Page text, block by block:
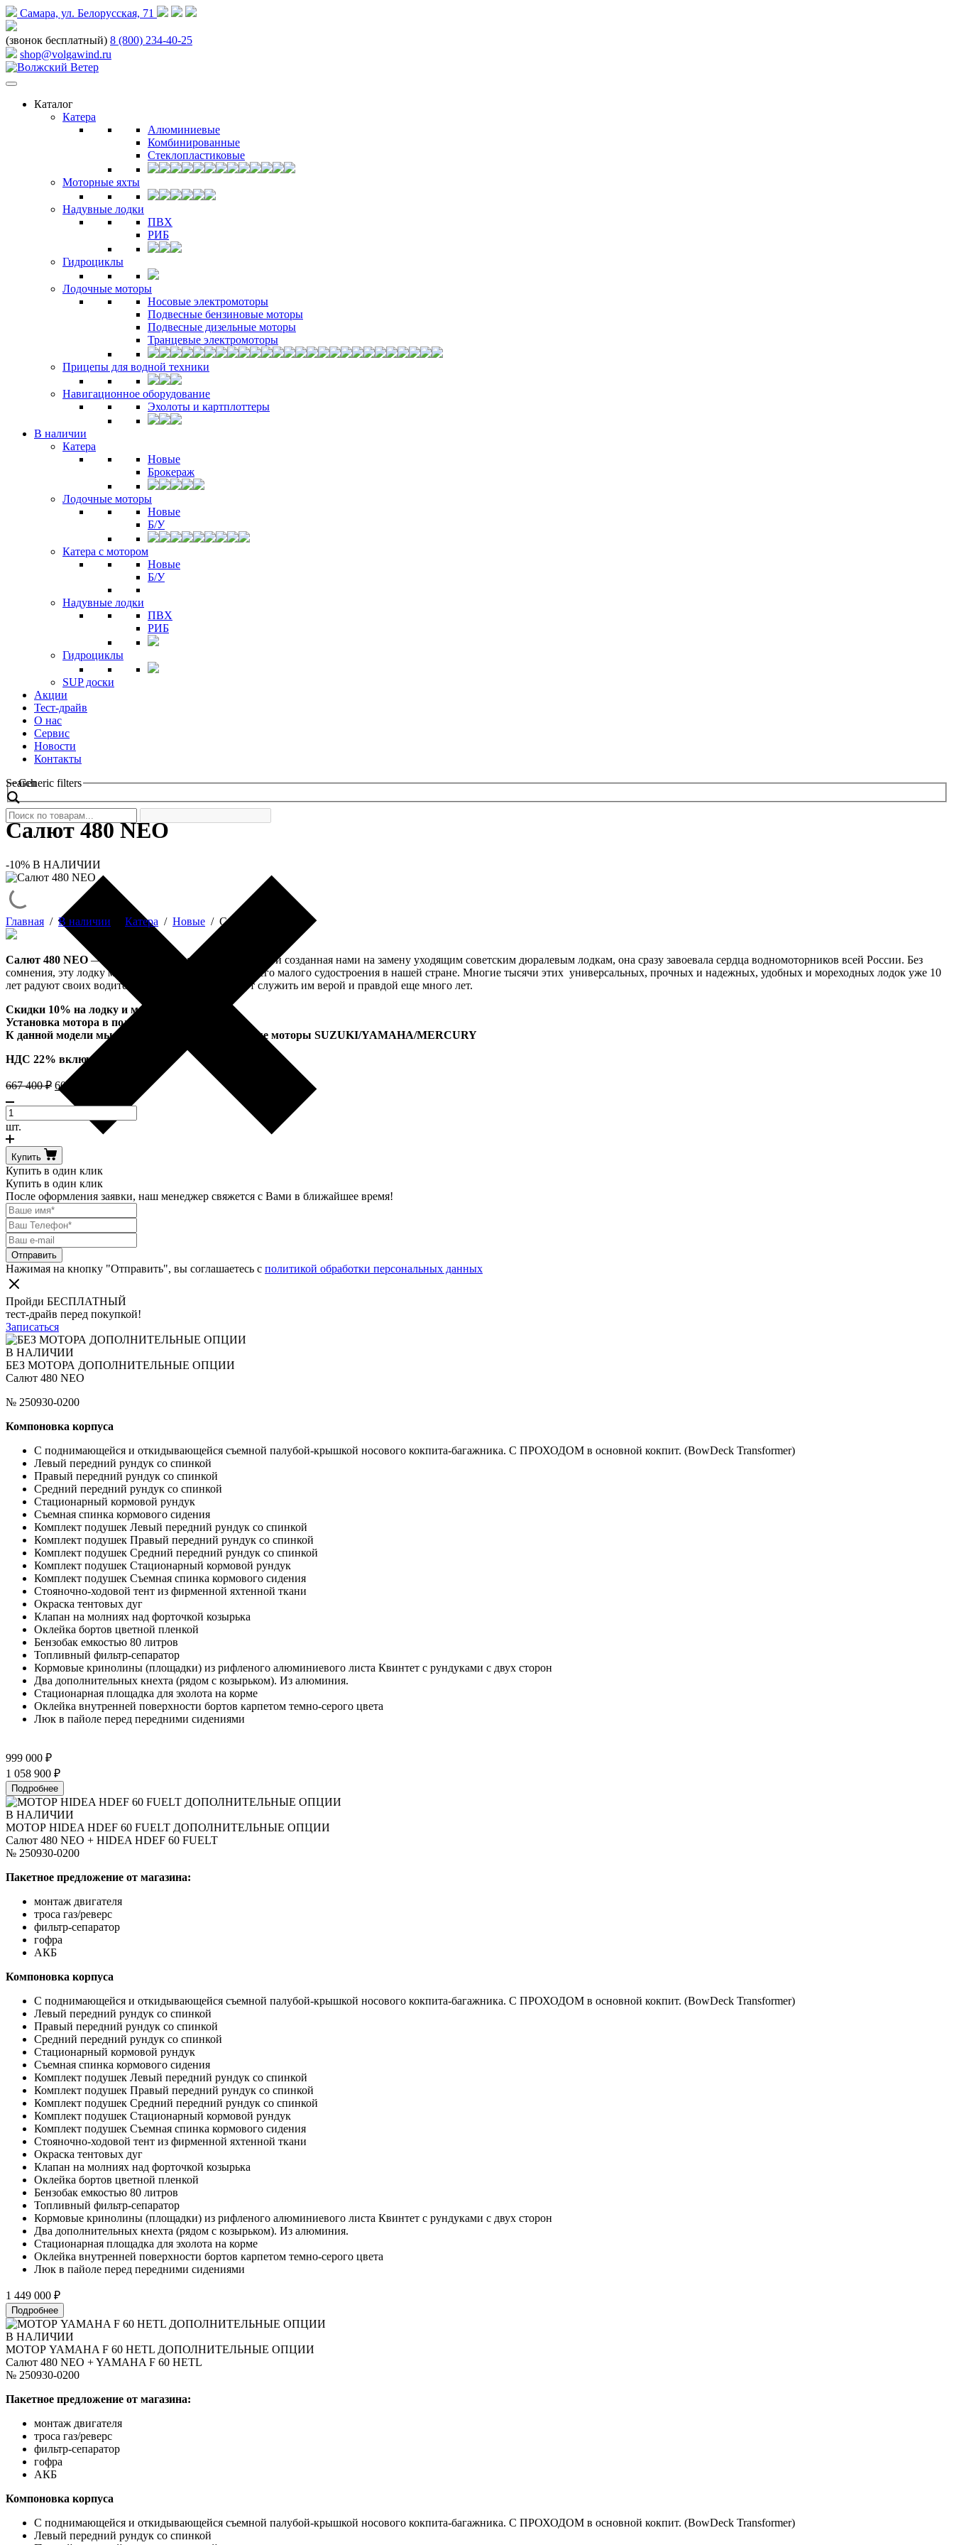
Самара, ул. Белорусская, 71
(звонок бесплатный) 8 (800) 234-40-25
shop@volgawind.ru
Каталог
Катера
Алюминиевые
Комбинированные
Стеклопластиковые
Моторные яхты
Надувные лодки
ПВХ
РИБ
Гидроциклы
Лодочные моторы
Носовые электромоторы
Подвесные бензиновые моторы
Подвесные дизельные моторы
Транцевые электромоторы
Прицепы для водной техники
Навигационное оборудование
Эхолоты и картплоттеры
В наличии
Катера
Новые
Брокераж
Лодочные моторы
Новые
Б/У
Катера с мотором
Новые
Б/У
Надувные лодки
ПВХ
РИБ
Гидроциклы
SUP доски
Акции
Тест-драйв
О нас
Сервис
Новости
Контакты
Search
Generic filters
Салют 480 NEO
-10% В НАЛИЧИИ
Главная /В наличии Катера / Новые / Салют 480 NEO
Салют 480 NEO — первая в своем классе, задуманная и созданная нами на замену уходящим советским дюралевым лодкам, она сразу завоевала сердца водномоторников всей России. Без
сомнения, эту лодку можно назвать знаковой для всего малого судостроения в нашей стране. Многие тысячи этих универсальных, прочных и надежных, удобных и мореходных лодок уже 10
лет радуют своих водителей и пассажиров и будут служить им верой и правдой еще много лет.
Скидки 10% на лодку и мотор HIDEA 60 л.с.
Установка мотора в подарок!
К данной модели мы можем предложить лодочные моторы SUZUKI/YAMAHA/MERCURY
НДС 22% включен в стоимость
667 400₽ 600 660
Количество
товара
Салют
480
NEO
шт.
Купить
Купить в один клик
Купить в один клик
После оформления заявки, наш менеджер свяжется с Вами в ближайшее время!
Нажимая на кнопку "Отправить", вы соглашаетесь с политикой обработки персональных данных
Пройди БЕСПЛАТНЫЙ
тест-драйв перед покупкой!
Записаться
В НАЛИЧИИ
БЕЗ МОТОРА ДОПОЛНИТЕЛЬНЫЕ ОПЦИИ
Салют 480 NEO
№ 250930-0200
Компоновка корпуса
С поднимающейся и откидывающейся съемной палубой-крышкой носового кокпита-багажника. С ПРОХОДОМ в основной кокпит. (BowDeck Transformer)
Левый передний рундук со спинкой
Правый передний рундук со спинкой
Средний передний рундук со спинкой
Стационарный кормовой рундук
Съемная спинка кормового сидения
Комплект подушек Левый передний рундук со спинкой
Комплект подушек Правый передний рундук со спинкой
Комплект подушек Средний передний рундук со спинкой
Комплект подушек Стационарный кормовой рундук
Комплект подушек Съемная спинка кормового сидения
Стояночно-ходовой тент из фирменной яхтенной ткани
Окраска тентовых дуг
Клапан на молниях над форточкой козырька
Оклейка бортов цветной пленкой
Бензобак емкостью 80 литров
Топливный фильтр-сепаратор
Кормовые кринолины (площадки) из рифленого алюминиевого листа Квинтет с рундуками с двух сторон
Два дополнительных кнехта (рядом с козырьком). Из алюминия.
Стационарная площадка для эхолота на корме
Оклейка внутренней поверхности бортов карпетом темно-серого цвета
Люк в пайоле перед передними сидениями
999 000 ₽
1 058 900 ₽
Подробнее
В НАЛИЧИИ
МОТОР HIDEA HDEF 60 FUELT ДОПОЛНИТЕЛЬНЫЕ ОПЦИИ
Салют 480 NEO + HIDEA HDEF 60 FUELT
№ 250930-0200
Пакетное предложение от магазина:
монтаж двигателя
троса газ/реверс
фильтр-сепаратор
гофра
АКБ
Компоновка корпуса
С поднимающейся и откидывающейся съемной палубой-крышкой носового кокпита-багажника. С ПРОХОДОМ в основной кокпит. (BowDeck Transformer)
Левый передний рундук со спинкой
Правый передний рундук со спинкой
Средний передний рундук со спинкой
Стационарный кормовой рундук
Съемная спинка кормового сидения
Комплект подушек Левый передний рундук со спинкой
Комплект подушек Правый передний рундук со спинкой
Комплект подушек Средний передний рундук со спинкой
Комплект подушек Стационарный кормовой рундук
Комплект подушек Съемная спинка кормового сидения
Стояночно-ходовой тент из фирменной яхтенной ткани
Окраска тентовых дуг
Клапан на молниях над форточкой козырька
Оклейка бортов цветной пленкой
Бензобак емкостью 80 литров
Топливный фильтр-сепаратор
Кормовые кринолины (площадки) из рифленого алюминиевого листа Квинтет с рундуками с двух сторон
Два дополнительных кнехта (рядом с козырьком). Из алюминия.
Стационарная площадка для эхолота на корме
Оклейка внутренней поверхности бортов карпетом темно-серого цвета
Люк в пайоле перед передними сидениями
1 449 000 ₽
Подробнее
В НАЛИЧИИ
МОТОР YAMAHA F 60 HETL ДОПОЛНИТЕЛЬНЫЕ ОПЦИИ
Салют 480 NEO + YAMAHA F 60 HETL
№ 250930-0200
Пакетное предложение от магазина:
монтаж двигателя
троса газ/реверс
фильтр-сепаратор
гофра
АКБ
Компоновка корпуса
С поднимающейся и откидывающейся съемной палубой-крышкой носового кокпита-багажника. С ПРОХОДОМ в основной кокпит. (BowDeck Transformer)
Левый передний рундук со спинкой